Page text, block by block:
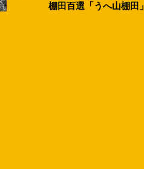
棚田百選「うへ山棚田」